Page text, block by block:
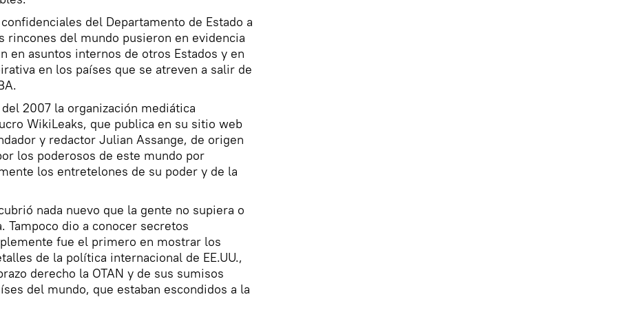
del Departamento de Estado a
rincones del mundo pusieron en evidencia
en asuntos internos de otros Estados y en
en los países que se atreven a salir de
2007 la organización mediática
WikiLeaks, que publica en su sitio web
y redactor Julian Assange, de origen
los poderosos de este mundo por
los entretelones de su poder y de la
nada nuevo que la gente no supiera o
Tampoco dio a conocer secretos
fue el primero en mostrar los
de la política internacional de EE.UU.,
derecho la OTAN y de sus sumisos
del mundo, que estaban escondidos a la